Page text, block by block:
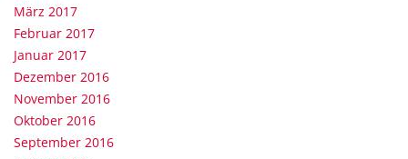
März 2017
Februar 2017
Januar 2017
Dezember 2016
November 2016
Oktober 2016
September 2016